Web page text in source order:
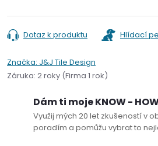
Dotaz k produktu Hlídací
Značka: J&J Tile Design
Záruka: 2 roky (Firma 1 rok)
Dám ti moje KNOW -
Využij mých 20 let zkušeností v
poradím a pomůžu vybrat to